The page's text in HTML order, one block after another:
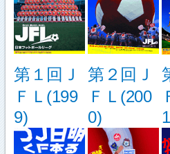
第１回Ｊ
ＦＬ(199
9)
第２回Ｊ
ＦＬ(200
0)